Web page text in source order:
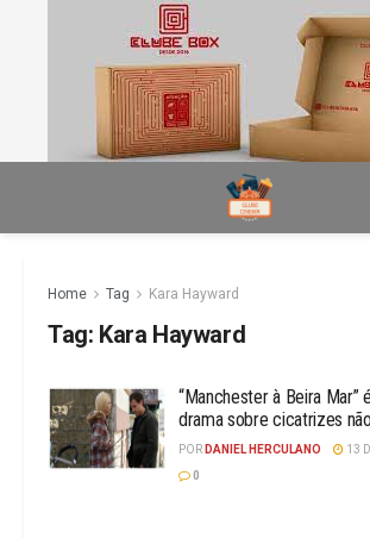
Home Tag Kara Hayward
Tag: Kara Hayward
“Manchester à Beira Mar”
drama sobre cicatrizes
POR DANIEL HERCULANO
13
0